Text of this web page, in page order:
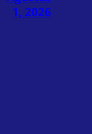
1, 2026